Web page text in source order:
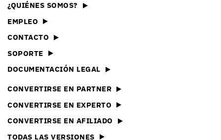
¿QUIÉNES SOMOS?
EMPLEO
CONTACTO
SOPORTE
DOCUMENTACIÓN LEGAL
CONVERTIRSE EN PARTNER
CONVERTIRSE EN EXPERTO
CONVERTIRSE EN AFILIADO
TODAS LAS VERSIONES